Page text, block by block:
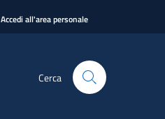
Accedi all'area personale
Cerca